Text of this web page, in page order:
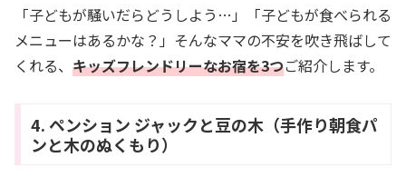
「子どもが騒いだらどうしよう…」「子どもが食べられる
メニューはあるかな？」そんなママの不安を吹き飛ばして
くれる、 キッズフレンドリーなお宿を3つご紹介します。
4. ペンション ジャックと豆の木（手作り朝食パ
ンと木のぬくもり）